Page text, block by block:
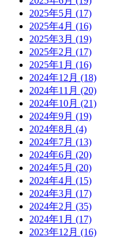
2025年5月 (17)
2025年4月 (16)
2025年3月 (19)
2025年2月 (17)
2025年1月 (16)
2024年12月 (18)
2024年11月 (20)
2024年10月 (21)
2024年9月 (19)
2024年8月 (4)
2024年7月 (13)
2024年6月 (20)
2024年5月 (20)
2024年4月 (15)
2024年3月 (17)
2024年2月 (35)
2024年1月 (17)
2023年12月 (16)